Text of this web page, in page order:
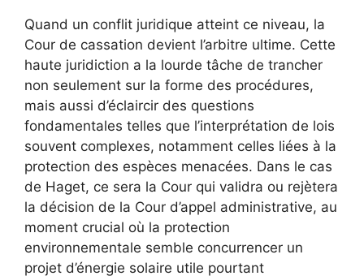
Quand un conflit juridique atteint ce niveau, la
Cour de cassation devient l’arbitre ultime. Cette
haute juridiction a la lourde tâche de trancher
non seulement sur la forme des procédures,
mais aussi d’éclaircir des questions
fondamentales telles que l’interprétation de lois
souvent complexes, notamment celles liées à la
protection des espèces menacées. Dans le cas
de Haget, ce sera la Cour qui validra ou rejètera
la décision de la Cour d’appel administrative, au
moment crucial où la protection
environnementale semble concurrencer un
projet d’énergie solaire utile pourtant